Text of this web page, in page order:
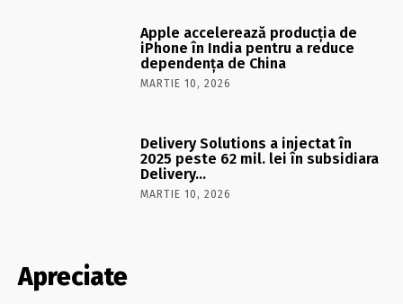
Apple accelerează producția de
iPhone în India pentru a reduce
dependența de China
MARTIE 10, 2026
Delivery Solutions a injectat în
2025 peste 62 mil. lei în subsidiara
Delivery…
MARTIE 10, 2026
Apreciate